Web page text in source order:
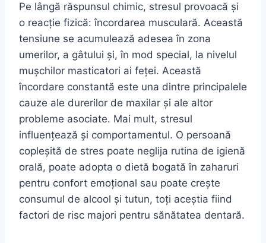
Pe lângă răspunsul chimic, stresul provoacă și
o reacție fizică: încordarea musculară. Această
tensiune se acumulează adesea în zona
umerilor, a gâtului și, în mod special, la nivelul
mușchilor masticatori ai feței. Această
încordare constantă este una dintre principalele
cauze ale durerilor de maxilar și ale altor
probleme asociate. Mai mult, stresul
influențează și comportamentul. O persoană
copleșită de stres poate neglija rutina de igienă
orală, poate adopta o dietă bogată în zaharuri
pentru confort emoțional sau poate crește
consumul de alcool și tutun, toți aceștia fiind
factori de risc majori pentru sănătatea dentară.